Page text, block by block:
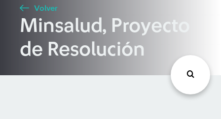
Buscar
Volver
Minsalud, Proyecto
de Resolución